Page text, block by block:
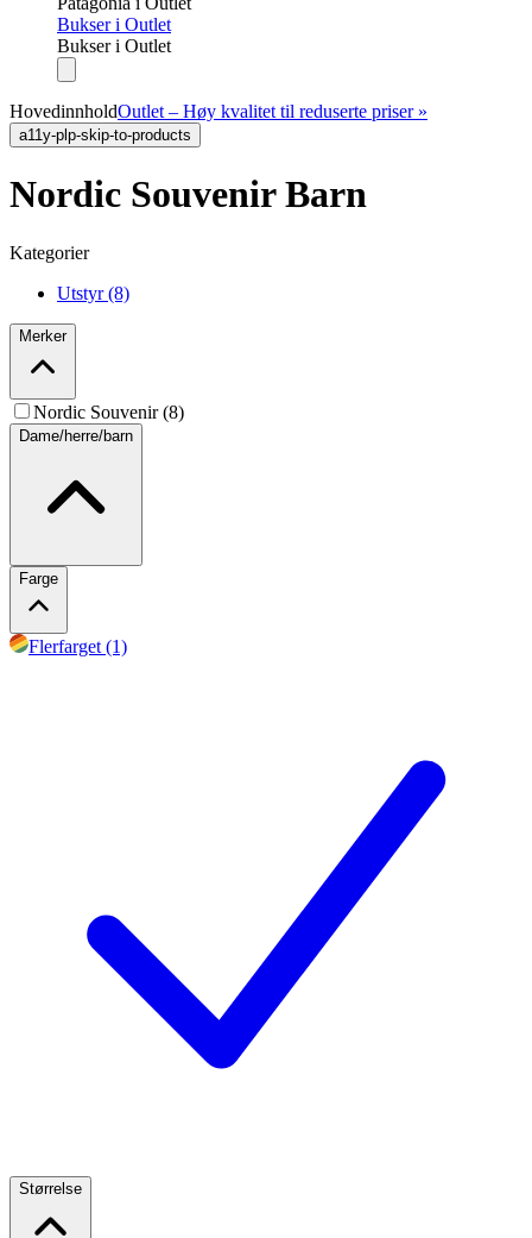
Bukser i Outlet
Bukser i Outlet
HovedinnholdOutlet – Høy kvalitet til reduserte priser »
a11y-plp-skip-to-products
Nordic Souvenir Barn
Kategorier
Utstyr (8)
Merker
Nordic Souvenir (8)
Dame/herre/barn
Farge
Flerfarget (1)
Størrelse